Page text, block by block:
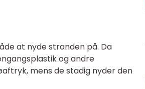
at nyde stranden på. Da
og andre
mens de stadig nyder den